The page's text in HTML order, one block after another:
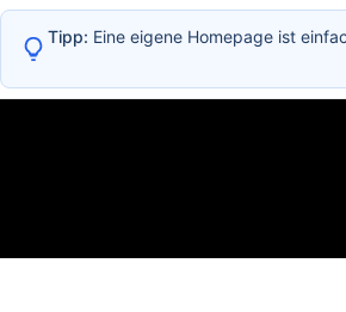
Tipp: Eine eigene Homepage ist